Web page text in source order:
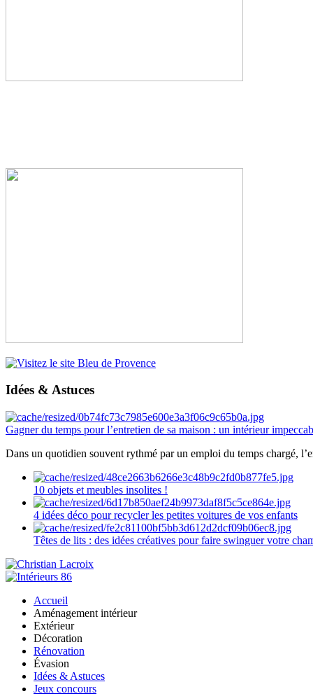
Idées & Astuces
Gagner du temps pour l’entretien de sa maison : un intérieur
Dans un quotidien souvent rythmé par un emploi du temps chargé,
10 objets et meubles insolites !
4 idées déco pour recycler les petites voitures de vos enfants
Têtes de lits : des idées créatives pour faire swinguer votre
Accueil
Aménagement intérieur
Extérieur
Décoration
Rénovation
Évasion
Idées & Astuces
Jeux concours